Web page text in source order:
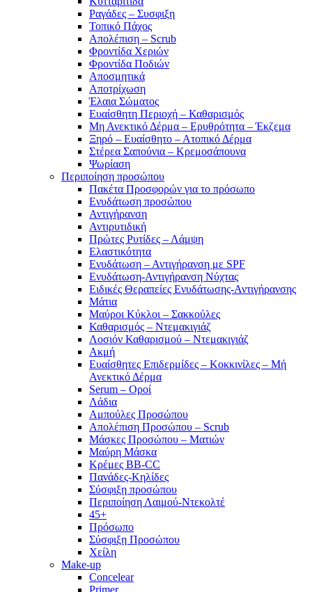
Ραγάδες – Συσφιξη
Τοπικό Πάχος
Απολέπιση – Scrub
Φροντίδα Χεριών
Φροντίδα Ποδιών
Αποσμητικά
Αποτρίχωση
Έλαια Σώματος
Ευαίσθητη Περιοχή – Καθαρισμός
Μη Ανεκτικό Δέρμα – Ερυθρότητα – Έκζεμα
Ξηρό – Ευαίσθητο – Ατοπικό Δέρμα
Στέρεα Σαπούνια – Κρεμοσάπουνα
Ψωρίαση
Περιποίηση προσώπου
Πακέτα Προσφορών για το πρόσωπο
Ενυδάτωση προσώπου
Αντιγήρανση
Αντιρυτιδική
Πρώτες Ρυτίδες – Λάμψη
Ελαστικότητα
Ενυδάτωση – Αντιγήρανση με SPF
Ενυδάτωση-Αντιγήρανση Νύχτας
Ειδικές Θεραπείες Ενυδάτωσης-Αντιγήρανσης
Μάτια
Μαύροι Κύκλοι – Σακκούλες
Καθαρισμός – Ντεμακιγιάζ
Λοσιόν Καθαρισμού – Ντεμακιγιάζ
Ακμή
Ευαίσθητες Επιδερμίδες – Κοκκινίλες – Μή
Ανεκτικό Δέρμα
Serum – Οροί
Λάδια
Αμπούλες Προσώπου
Απολέπιση Προσώπου – Scrub
Μάσκες Προσώπου – Ματιών
Μαύρη Μάσκα
Κρέμες BB-CC
Πανάδες-Κηλίδες
Σύσφιξη προσώπου
Περιποίηση Λαιμού-Ντεκολτέ
45+
Πρόσωπο
Σύσφιξη Προσώπου
Χείλη
Make-up
Concelear